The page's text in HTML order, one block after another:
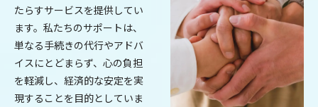
たらすサービスを提供してい
ます。私たちのサポートは、
単なる手続きの代行やアドバ
イスにとどまらず、心の負担
を軽減し、経済的な安定を実
現することを目的としていま